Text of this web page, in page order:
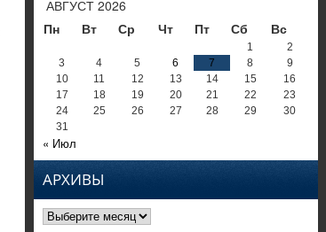
АВГУСТ 2026
Пн
Вт Ср Чт Пт Сб Вс
1
2
3
4 5 6 7 8
9
10
11 12 13 14 15
16
17
18 19 20 21 22
23
24
25 26 27 28 29
30
31
« Июл
АРХИВЫ
Архивы